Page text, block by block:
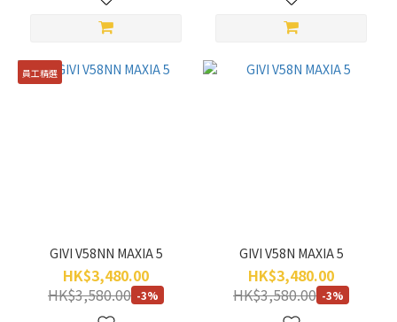
員工精選
GIVI V58NN MAXIA 5
HK$3,480.00
HK$3,580.00 -3%
GIVI V58N MAXIA 5
HK$3,480.00
HK$3,580.00 -3%